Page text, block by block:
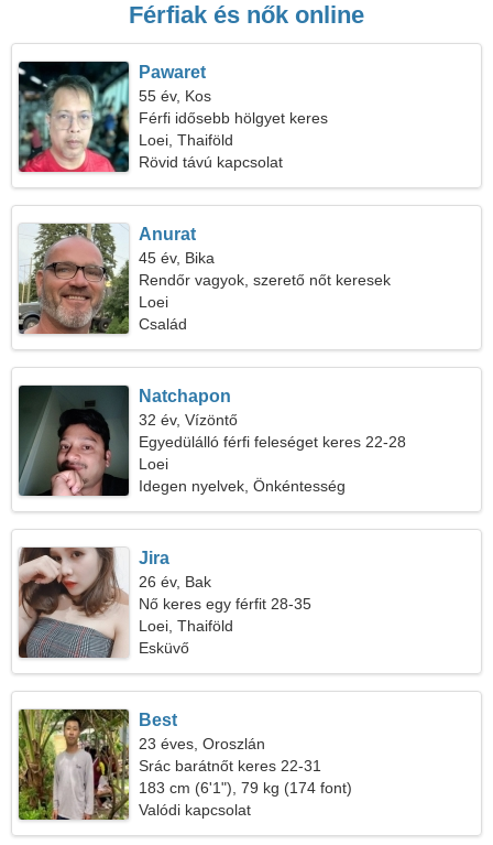
Férfiak és nők online
Pawaret
55 év, Kos
Férfi idősebb hölgyet keres
Loei, Thaiföld
Rövid távú kapcsolat
Anurat
45 év, Bika
Rendőr vagyok, szerető nőt keresek
Loei
Család
Natchapon
32 év, Vízöntő
Egyedülálló férfi feleséget keres 22-28
Loei
Idegen nyelvek, Önkéntesség
Jira
26 év, Bak
Nő keres egy férfit 28-35
Loei, Thaiföld
Esküvő
Best
23 éves, Oroszlán
Srác barátnőt keres 22-31
183 cm (6'1"), 79 kg (174 font)
Valódi kapcsolat